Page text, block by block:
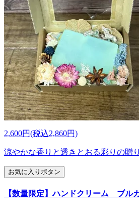
2,600円(税込2,860円)
涼やかな香りと透きとおる彩りの贈
お気に入りボタン
【数量限定】ハンドクリーム ブル